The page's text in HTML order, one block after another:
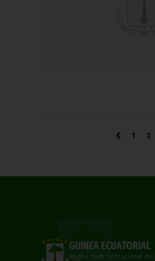
‹ 1 2
GUINEA ECUATORIAL
Página Web Institucional del